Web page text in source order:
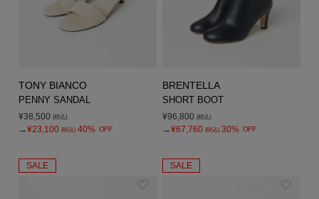
TONY BIANCO
PENNY SANDAL
¥38,500 (税込)
→¥23,100 (税込) 40% OFF
BRENTELLA
SHORT BOOT
¥96,800 (税込)
→¥67,760 (税込) 30% OFF
SALE SALE